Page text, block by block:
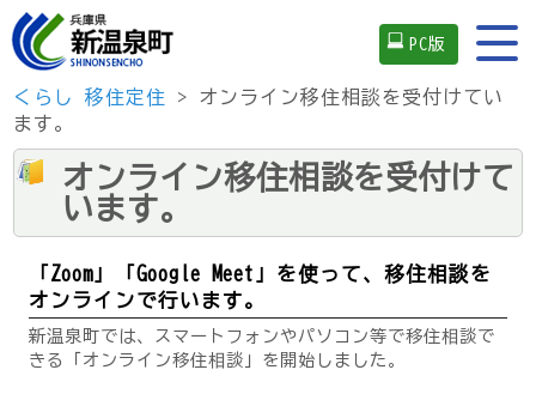
PC版
くらし 移住定住
> オンライン移住相談を受付けてい
ます。
オンライン移住相談を受付けて
います。
「Zoom」「Google Meet」を使って、移住相談を
オンラインで行います。
新温泉町では、スマートフォンやパソコン等で移住相談で
きる「オンライン移住相談」を開始しました。